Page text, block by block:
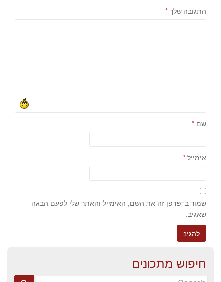
התגובה שלך *
שם *
אימייל *
שמור בדפדפן זה את השם, האימייל והאתר שלי לפעם הבאה
שאגיב.
חיפוש מתכונים
Search